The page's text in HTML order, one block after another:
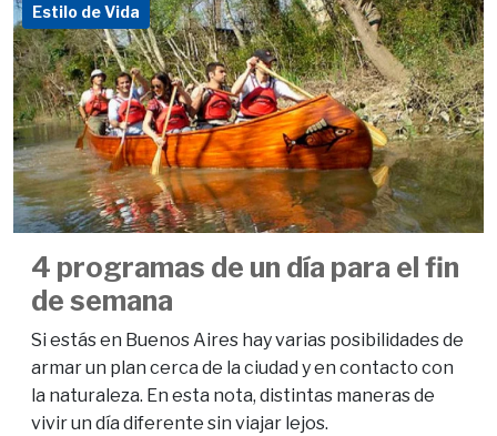
Estilo de Vida
4 programas de un día para el fin
de semana
Si estás en Buenos Aires hay varias posibilidades de
armar un plan cerca de la ciudad y en contacto con
la naturaleza. En esta nota, distintas maneras de
vivir un día diferente sin viajar lejos.